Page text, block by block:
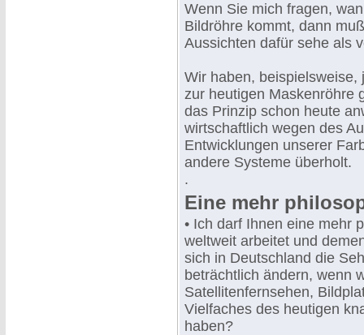
Wenn Sie mich fragen,
Bildröhre kommt, dann
Aussichten dafür sehe als
Wir haben, beispielsweise,
zur heutigen Maskenröhre
das Prinzip schon heute
wirtschaftlich wegen des
Entwicklungen unserer
andere Systeme überholt.
.
Eine mehr
• Ich darf Ihnen eine mehr
weltweit arbeitet und
sich in Deutschland die
beträchtlich ändern, wenn
Satellitenfernsehen,
Vielfaches des heutigen
haben?